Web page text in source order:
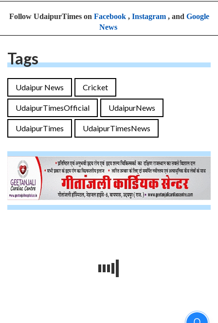
Follow UdaipurTimes on Facebook, Instagram, and Google
News
Tags
Udaipur News Cricket
UdaipurTimesOfficial UdaipurNews
UdaipurTimes UdaipurTimesNews